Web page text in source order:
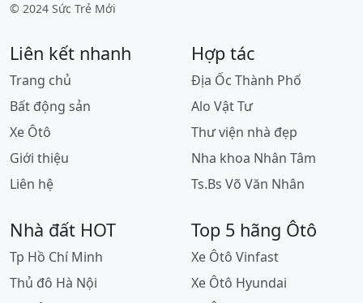
© 2024 Sức Trẻ Mới
Liên kết nhanh
Trang chủ
Bất động sản
Xe Ôtô
Giới thiệu
Liên hệ
Hợp tác
Địa Ốc Thành Phố
Alo Vật Tư
Thư viện nhà đẹp
Nha khoa Nhân Tâm
Ts.Bs Võ Văn Nhân
Nhà đất HOT
Tp Hồ Chí Minh
Thủ đô Hà Nội
Top 5 hãng Ôtô
Xe Ôtô Vinfast
Xe Ôtô Hyundai